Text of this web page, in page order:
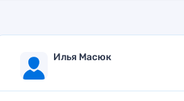
Илья Масюк